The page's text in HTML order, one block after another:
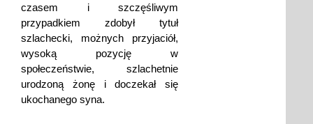
czasem i szczęśliwym
przypadkiem zdobył tytuł
szlachecki, możnych przyjaciół,
wysoką pozycję w
społeczeństwie, szlachetnie
urodzoną żonę i doczekał się
ukochanego syna.